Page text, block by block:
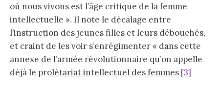
où nous vivons est l’âge critique de la femme
intellectuelle ». Il note le décalage entre
l’instruction des jeunes filles et leurs débouchés,
et craint de les voir s’enrégimenter « dans cette
annexe de l’armée révolutionnaire qu’on appelle
déjà le prolétariat intellectuel des femmes [3]